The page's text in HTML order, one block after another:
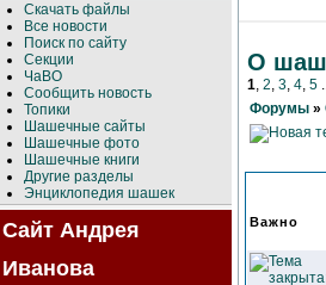
Скачать файлы
Все новости
Поиск по сайту
Секции
ЧаВО
Сообщить новость
Топики
Шашечные сайты
Шашечные фото
Шашечные книги
Другие разделы
Энциклопедия шашек
Сайт Андрея
Иванова
О
1, 2, 3, 4, 5
Форумы »
Важно